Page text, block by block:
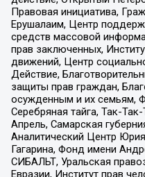
Правовая инициатива,
Ерушалаим, Центр
средств массовой
прав заключенных,
движений, Центр
Действие,
защиты прав граждан,
осужденным и их семьям,
Серебряная тайга, Так-
Апрель, Самарская
Аналитический Центр
Гагарина, Фонд имени
СИБАЛЬТ, Уральская
Евразии, Институт прав